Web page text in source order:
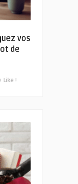
vos
de
Like !